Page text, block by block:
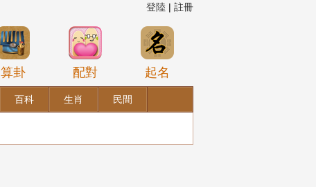
登陸 | 註冊
算卦 配對 起名
百科 生肖 民間